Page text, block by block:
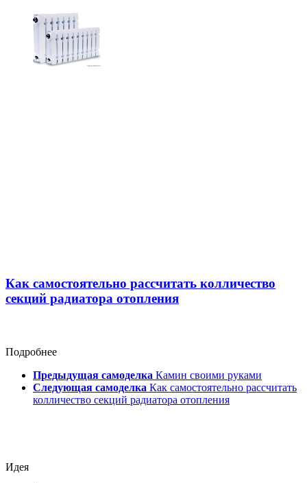
Как самостоятельно рассчитать колличество
секций радиатора отопления
Подробнее
Предыдущая самоделка Камин своими руками
Следующая самоделка Как самостоятельно рассчитать
колличество секций радиатора отопления
Идея